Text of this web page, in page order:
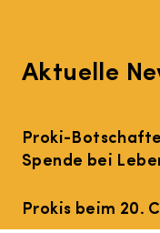
Aktuelle
Proki-
Spende bei
Prokis beim 20.